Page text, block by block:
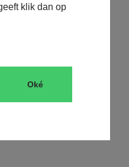
klik dan op
Oké
– wat is dat?